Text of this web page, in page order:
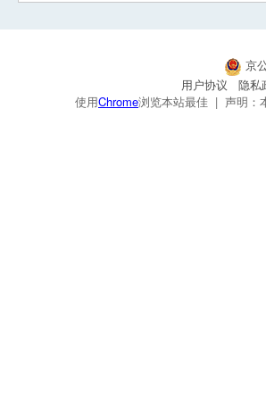
京
用户协议
隐私
使用Chrome浏览本站最佳 | 声明：